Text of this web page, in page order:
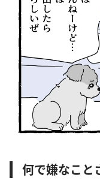
何で嫌なこと